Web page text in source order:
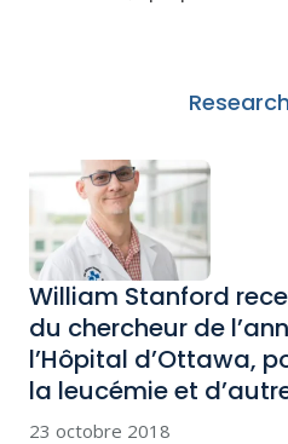
William Stanford
du chercheur de
l’Hôpital d’Ottawa,
la leucémie et
23 octobre 2018